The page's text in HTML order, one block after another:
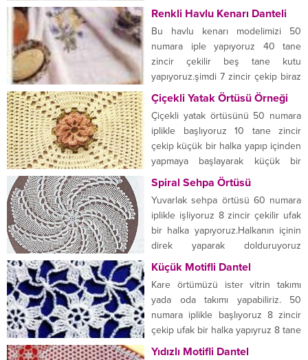
bir zincir çekerek üzerine kutucuk
başlıyalım. Modelin ilk yarısnı
işledikten sonra yine aynı şekilde
orta kısmından başlanıp kalan
yarısını yapmaya devam ederiz.
Modelimiz bitene kadar devamlı...
Renkli Havlu Kenarı Danteli
Bu havlu kenarı modelimizi 50
numara iple yapıyoruz 40 tane
zincir çekilir beş tane kutu
yapıyoruz.şimdi 7 zincir çekip biraz
büyük bir kutu yapıyoruz daha
sonra yine ilk yaptığımız gibi beş
tane kutu yapıyoruz. İlk sıramızı
tamamladıktan sonra ikinci sırada
iki tane kutu yapılır üçüncü
kutunun içini iki tane direkle...
Çiçekli Yatak Örtüsü Örneği
Çiçekli yatak örtüsünü 50 numara
iplikle başlıyoruz 10 tane zincir
çekip küçük bir halka yapıp içinden
yapmaya başlayarak küçük bir
çiçek yapıyoruz çiçeğimizi farklı
dantelimizi farklı renkte yapıyoruz
renkler sizin zevkinize mobilya
uyumunuza göre ayarlaya bilirsiniz.
çiçeğimiz bittikten sonra diğer ipi
bağlayıp devam ediyoruz bir balık
sırtı yapıp dört zincir...
Spiral Sehpa Örtüsü
Yuvarlak sehpa örtüsü 60 numara
iplikle işliyoruz 8 zincir çekilir ufak
bir halka yapıyoruz.Halkanın içinin
direk yaparak dolduruyoruz
üçüncü sırada sadece zincir çekip
beş tane boşluk bırakıp dibine
batıyoruz. Bu şekilde beş tane
yapıyoruz üst sıraya geldiğimizde
zincirlerin içini sekizer tane
dolduruyoruz daha sonra
yaptığımız sekiz tane direkleri
Küçük Motifli Dantel
Kare örtümüzü ister vitrin takımı
yada oda takımı yapabiliriz. 50
numara iplikle başlıyoruz 8 zincir
çekip ufak bir halka yapıyruz 8 tane
direk yapıp üçüncü sıraya
Yıdızlı Motifli Dantel